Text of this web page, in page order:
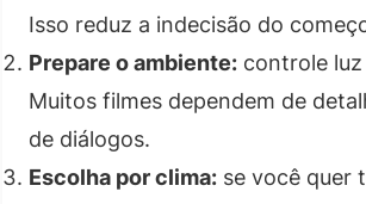
Isso reduz a indecisão do
Prepare o ambiente: controle
Muitos filmes dependem de
de diálogos.
Escolha por clima: se você quer